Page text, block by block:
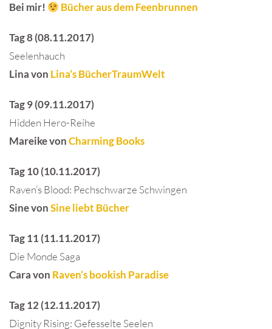
Bei mir!
Bücher aus dem Feenbrunnen
Tag 8 (08.11.2017)
Seelenhauch
Lina von Lina’s BücherTraumWelt
Tag 9 (09.11.2017)
Hidden Hero-Reihe
Mareike vonCharming Books
Tag 10 (10.11.2017)
Raven’s Blood: Pechschwarze Schwingen
Sine vonSine liebt Bücher
Tag 11 (11.11.2017)
Die Monde Saga
Cara von Raven’s bookish Paradise
Tag 12 (12.11.2017)
Dignity Rising: Gefesselte Seelen